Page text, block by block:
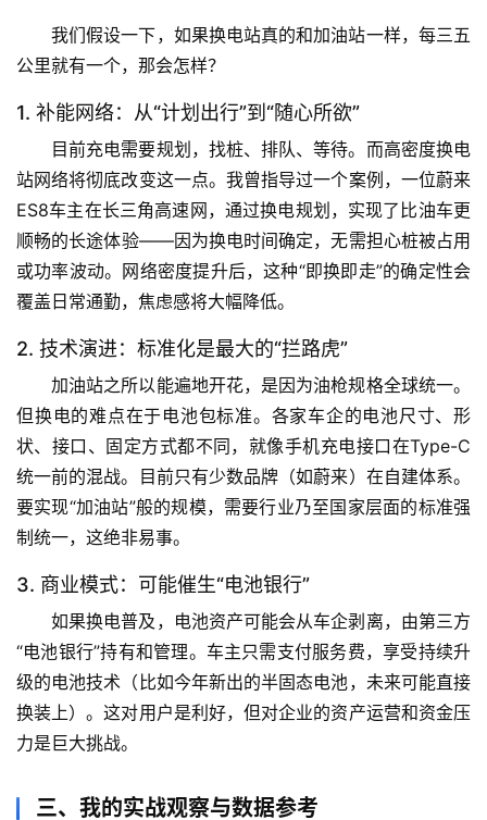
页
专
题
列
表
然
人
体
奥
我们假设一下，如果换电站真的和加油站一样，每三五
公里就有一个，那会怎样？
1. 补能网络：从“计划出行”到“随心所欲”
目前充电需要规划，找桩、排队、等待。而高密度换电
站网络将彻底改变这一点。 我曾指导过一个案例，一位蔚来
ES8车主在长三角高速网，通过换电规划，实现了比油车更
顺畅的长途体验——因为换电时间确定，无需担心桩被占用
或功率波动。网络密度提升后，这种“即换即走”的确定性会
覆盖日常通勤，焦虑感将大幅降低。
2. 技术演进：标准化是最大的“拦路虎”
加油站之所以能遍地开花，是因为油枪规格全球统一。
但换电的难点在于电池包标准。各家车企的电池尺寸、形
状、接口、固定方式都不同，就像手机充电接口在Type-C
统一前的混战。目前只有少数品牌（如蔚来）在自建体系。
要实现“加油站”般的规模，需要行业乃至国家层面的标准强
制统一，这绝非易事。
3. 商业模式：可能催生“电池银行”
如果换电普及，电池资产可能会从车企剥离，由第三方
“电池银行”持有和管理。车主只需支付服务费，享受持续升
级的电池技术（比如今年新出的半固态电池，未来可能直接
换装上）。这对用户是利好，但对企业的资产运营和资金压
力是巨大挑战。
三、我的实战观察与数据参考